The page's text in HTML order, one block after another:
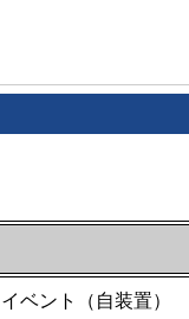
イベント（自装置）